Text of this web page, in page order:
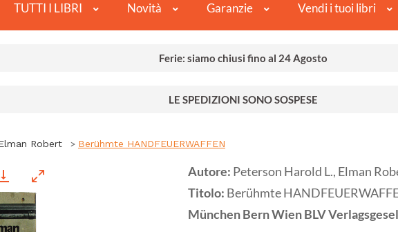
TUTTI I LIBRI Novità Garanzie Vendi i tuoi libri
Ferie: siamo chiusi fino al 24 Agosto
LE SPEDIZIONI SONO SOSPESE
Robert Berühmte HANDFEUERWAFFEN
Autore: Peterson Harold L., Elman
Titolo: Berühmte
München Bern WienBLV